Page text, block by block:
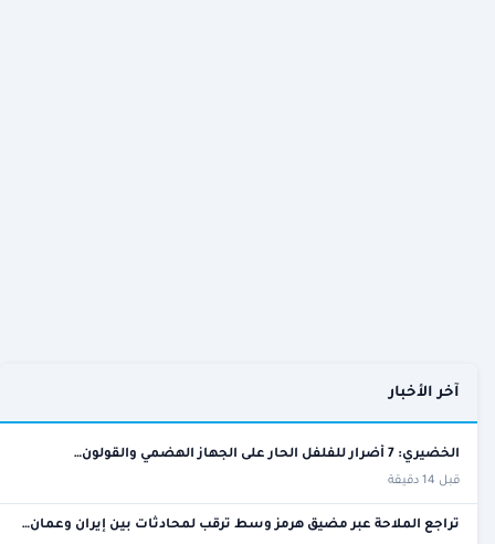
آخر الأخبار
الخضيري: 7 أضرار للفلفل الحار على الجهاز الهضمي والقولون…
قبل 14 دقيقة
تراجع الملاحة عبر مضيق هرمز وسط ترقب لمحادثات بين إيران وعمان…